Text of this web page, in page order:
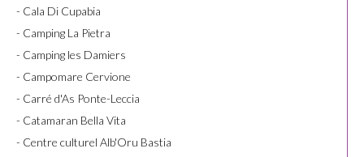
- Cala Di Cupabia
- Camping La Pietra
- Camping les Damiers
- Campomare Cervione
- Carré d'As Ponte-Leccia
- Catamaran Bella Vita
- Centre culturel Alb'Oru Bastia